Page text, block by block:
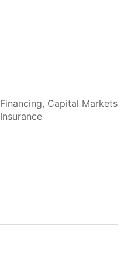
Financing, Capital Markets
Insurance